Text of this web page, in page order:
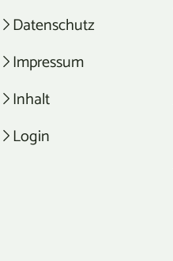
Datenschutz
Impressum
Inhalt
Login